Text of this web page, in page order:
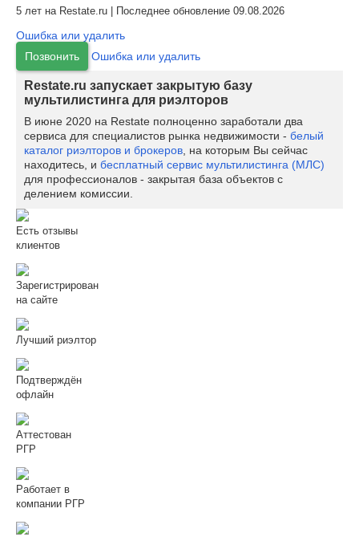
5 лет на Restate.ru | Последнее обновление 09.08.2026
Ошибка или удалить
Позвонить
Ошибка или удалить
Restate.ru запускает закрытую базу
мультилистинга для риэлторов
В июне 2020 на Restate полноценно заработали два
сервиса для специалистов рынка недвижимости - белый
каталог риэлторов и брокеров , на которым Вы сейчас
находитесь, и бесплатный сервис мультилистинга (МЛС)
для профессионалов - закрытая база объектов с
делением комиссии.
Есть отзывы
клиентов
Зарегистрирован
на сайте
Лучший риэлтор
Подтверждён
офлайн
Аттестован
РГР
Работает в
компании РГР